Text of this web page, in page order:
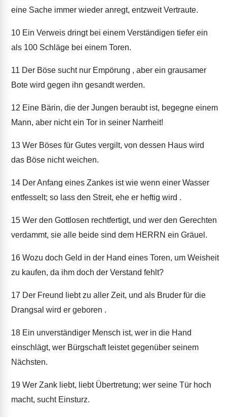
eine Sache immer wieder anregt, entzweit Vertraute.
10 Ein Verweis dringt bei einem Verständigen tiefer ein
als 100 Schläge bei einem Toren.
11 Der Böse sucht nur Empörung , aber ein grausamer
Bote wird gegen ihn gesandt werden.
12 Eine Bärin, die der Jungen beraubt ist, begegne einem
Mann, aber nicht ein Tor in seiner Narrheit!
13 Wer Böses für Gutes vergilt, von dessen Haus wird
das Böse nicht weichen.
14 Der Anfang eines Zankes ist wie wenn einer Wasser
entfesselt; so lass den Streit, ehe er heftig wird .
15 Wer den Gottlosen rechtfertigt, und wer den Gerechten
verdammt, sie alle beide sind dem HERRN ein Gräuel.
16 Wozu doch Geld in der Hand eines Toren, um Weisheit
zu kaufen, da ihm doch der Verstand fehlt?
17 Der Freund liebt zu aller Zeit, und als Bruder für die
Drangsal wird er geboren .
18 Ein unverständiger Mensch ist, wer in die Hand
einschlägt, wer Bürgschaft leistet gegenüber seinem
Nächsten.
19 Wer Zank liebt, liebt Übertretung; wer seine Tür hoch
macht, sucht Einsturz.